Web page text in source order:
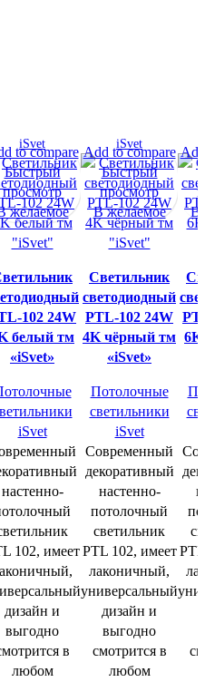
iSvet
to compare
Быстрый
просмотр
желаемое
102 24W
белый тм
«iSvet»
iSvet
настенно-
102, имеет
дизайн и
выгодно
в
любом
iSvet
Add to compare
Быстрый
просмотр
В желаемое
Cветильник
светодиодный
PTL-102 24W
4K чёрный тм
«iSvet»
Потолочные
светильники
iSvet
Современный
декоративный
настенно-
потолочный
светильник
PTL 102, имеет
лаконичный,
универсальный
дизайн и
выгодно
смотрится в
любом
В
6K